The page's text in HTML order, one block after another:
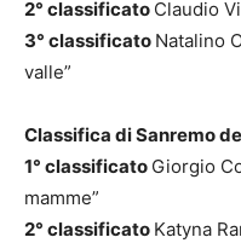
2° classificato Claudio
3° classificato Natalino
valle”
Classifica di Sanremo
1° classificato Giorgio
mamme”
2° classificato Katyna